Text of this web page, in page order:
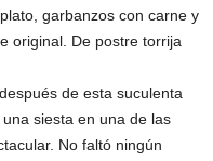
garbanzos con carne y
original. De postre torrija
de esta suculenta
siesta en una de las
No faltó ningún